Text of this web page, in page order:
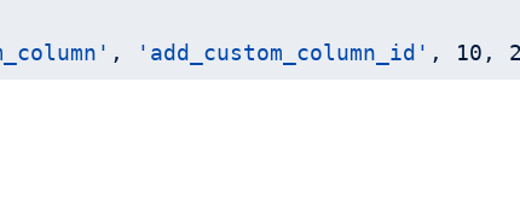
, 'add_custom_column_id' , 10 ,